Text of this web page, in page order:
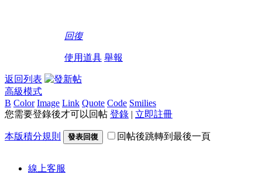
回復
使用道具 舉報
返回列表
高級模式
B Color Image Link Quote Code Smilies
您需要登錄後才可以回帖 登錄 | 立即註冊
本版積分規則 發表回復 回帖後跳轉到最後一頁
線上客服